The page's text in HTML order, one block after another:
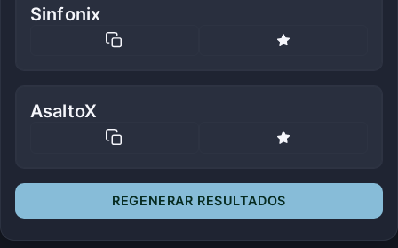
Sinfonix
AsaltoX
REGENERAR RESULTADOS